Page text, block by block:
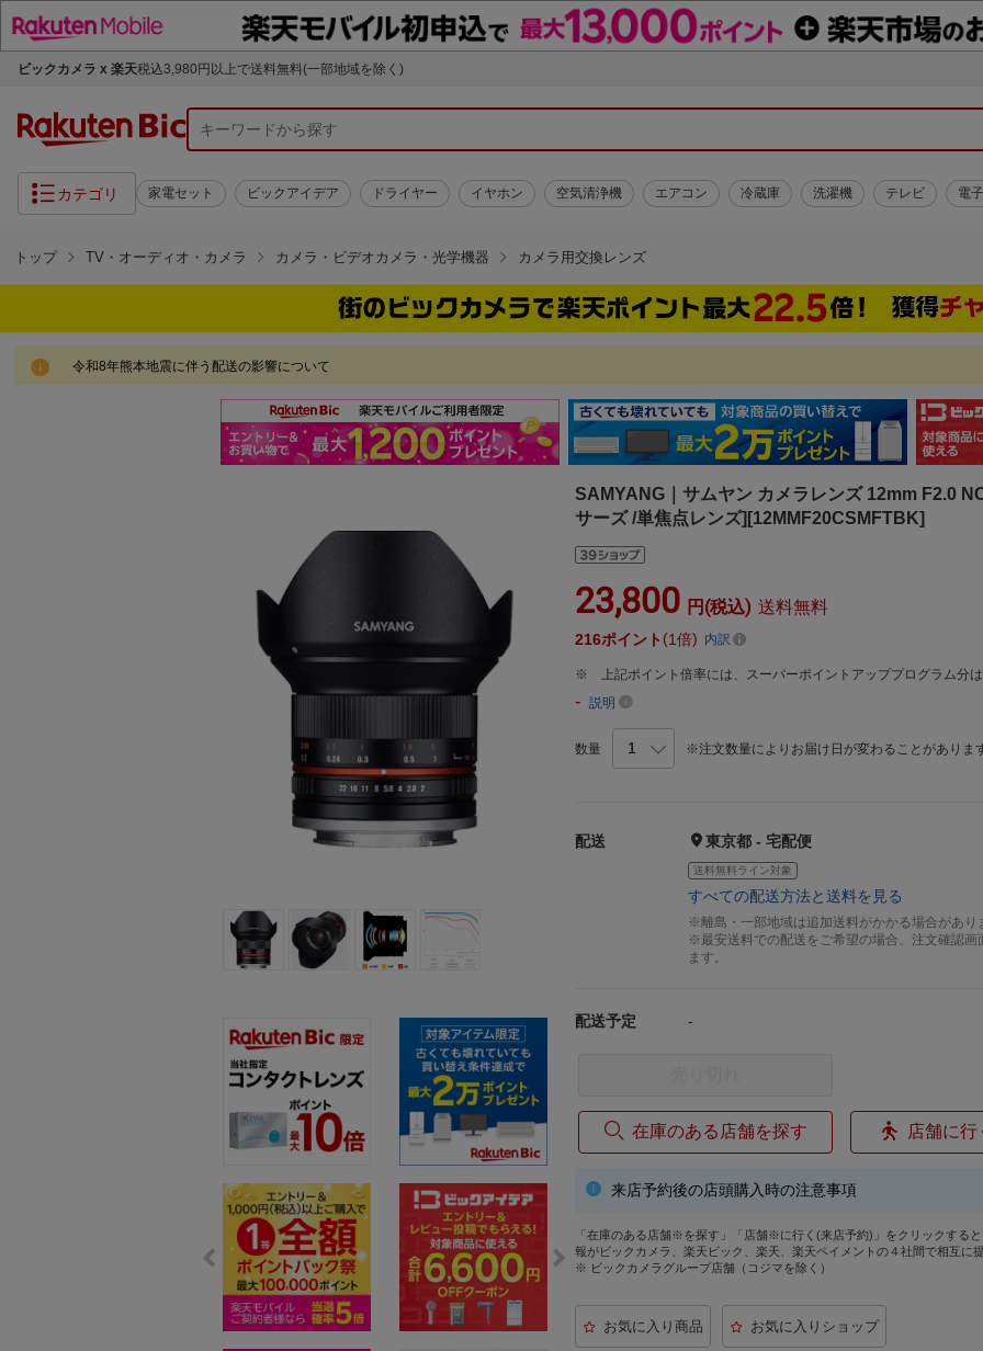
ビックカメラ x 楽天税込3,980円以上で送料無料(一部地域を除く)
カテゴリ 家電セット ビックアイデア ドライヤー イヤホン 空気清浄機 エアコン 冷蔵庫 洗濯機 テレビ 電
トップ TV・オーディオ・カメラ カメラ・ビデオカメラ・光学機器 カメラ用交換レンズ
令和8年熊本地震に伴う配送の影響について
SAMYANG｜サムヤン カメラレンズ 12mm F2.0
サーズ /単焦点レンズ][12MMF20CSMFTBK]
23,800 円(税込) 送料無料
216ポイント 1倍 内訳
上記ポイント倍率には、スーパーポイントアッププログラム分
-説明
数量 ※注文数量によりお届け日が変わることがありま
配送 東京都 - 宅配便
送料無料ライン対象
すべての配送方法と送料を見る
※離島・一部地域は追加送料がかかる場合があり
※最安送料での配送をご希望の場合、注文確認画
ます。
配送予定 -
在庫のある店舗を探す 店舗に行
来店予約後の店頭購入時の注意事項
「在庫のある店舗※を探す」「店舗※に行く(来店予約)」をクリックする
報がビックカメラ、楽天ビック、楽天、楽天ペイメントの４社間で相互に
※ ビックカメラグループ店舗（コジマを除く）